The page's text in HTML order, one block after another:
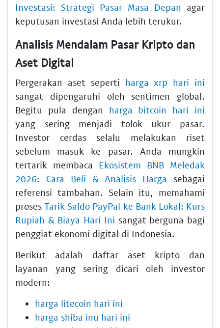
Investasi: Strategi Pasar Masa Depan agar
keputusan investasi Anda lebih terukur.
Analisis Mendalam Pasar Kripto dan
Aset Digital
Pergerakan aset seperti harga xrp hari ini
sangat dipengaruhi oleh sentimen global.
Begitu pula dengan harga bitcoin hari ini
yang sering menjadi tolok ukur pasar.
Investor cerdas selalu melakukan riset
sebelum masuk ke pasar. Anda mungkin
tertarik membaca Ekosistem BNB Meledak
2026: Cara Beli & Analisis Harga sebagai
referensi tambahan. Selain itu, memahami
prosesTarik Saldo PayPal ke Bank Lokal: Kurs
Rupiah & Biaya Hari Ini sangat berguna bagi
penggiat ekonomi digital di Indonesia.
Berikut adalah daftar aset kripto dan
layanan yang sering dicari oleh investor
modern:
harga litecoin hari ini
harga shiba inu hari ini